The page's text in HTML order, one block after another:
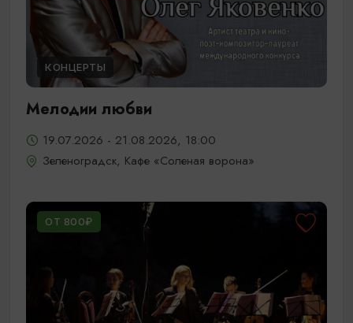
КОНЦЕРТЫ
Мелодии любви
19.07.2026 - 21.08.2026, 18:00
Зеленоградск, Кафе «Соленая ворона»
ОТ 800₽